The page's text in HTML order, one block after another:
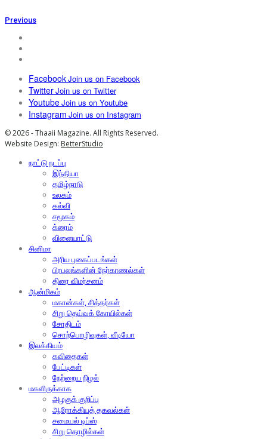
Previous
FacebookJoin us on Facebook
TwitterJoin us on Twitter
YoutubeJoin us on Youtube
Instagram Join us on Instagram
© 2026 - Thaaii Magazine. All Rights Reserved.
Website Design: BetterStudio
நாட்டு நடப்பு
இந்தியா
தமிழ்நாடு
உலகம்
கல்வி
சமூகம்
க்ரைம்
விளையாட்டு
சினிமா
அரிய புகைப்படங்கள்
பிரபலங்களின் நேர்காணல்கள்
திரை விமர்சனம்
ஆன்மிகம்
மகான்கள், சித்தர்கள்
சிறு தெய்வக் கோயில்கள்
சோதிடம்
சொற்பொழிவுகள், வீடியோ
இலக்கியம்
கவிதைகள்
பேட்டிகள்
நேற்றைய நிழல்
மகளிருக்காக
அழகுக் குறிப்பு
ஆரோக்கியத் தகவல்கள்
சமையல் டிப்ஸ்
சிறு தொழில்கள்